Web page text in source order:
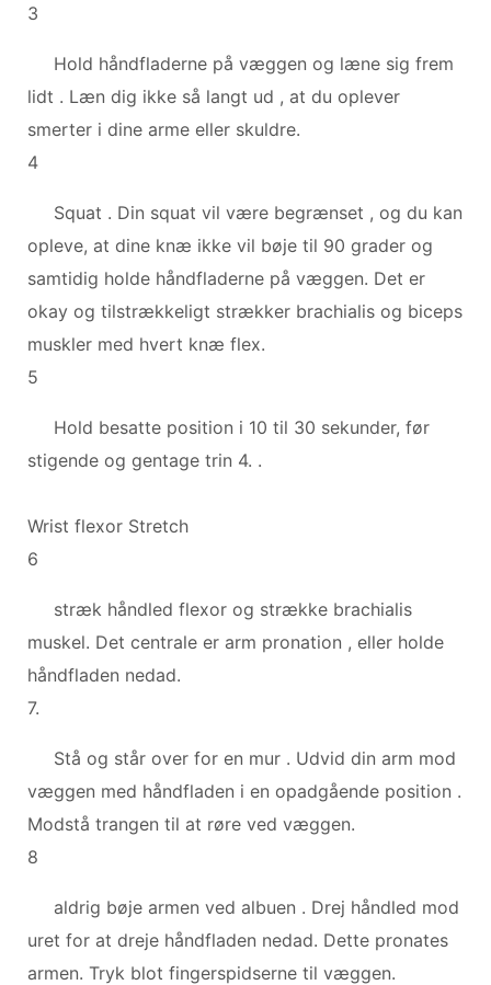
3
Hold håndfladerne på væggen og læne sig frem
lidt . Læn dig ikke så langt ud , at du oplever
smerter i dine arme eller skuldre.
4
Squat . Din squat vil være begrænset , og du kan
opleve, at dine knæ ikke vil bøje til 90 grader og
samtidig holde håndfladerne på væggen. Det er
okay og tilstrækkeligt strækker brachialis og biceps
muskler med hvert knæ flex.
5
Hold besatte position i 10 til 30 sekunder, før
stigende og gentage trin 4. .
Wrist flexor Stretch
6
stræk håndled flexor og strække brachialis
muskel. Det centrale er arm pronation , eller holde
håndfladen nedad.
7.
Stå og står over for en mur . Udvid din arm mod
væggen med håndfladen i en opadgående position .
Modstå trangen til at røre ved væggen.
8
aldrig bøje armen ved albuen . Drej håndled mod
uret for at dreje håndfladen nedad. Dette pronates
armen. Tryk blot fingerspidserne til væggen.